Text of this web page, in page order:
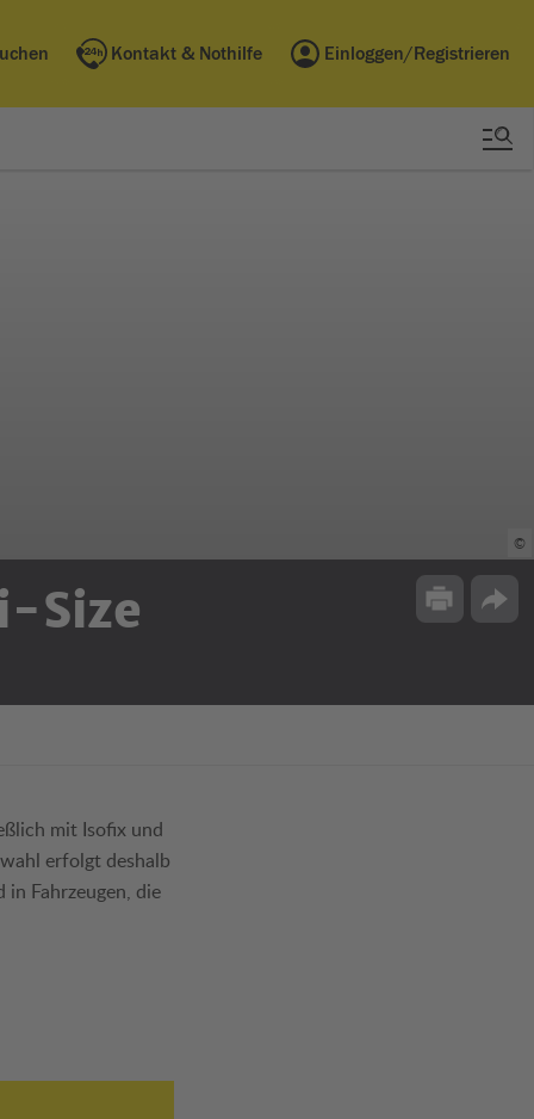
Kontakt & Nothilfe Einloggen/Registrieren
©
Size Drucken
mit Isofix und
erfolgt deshalb
in Fahrzeugen, die